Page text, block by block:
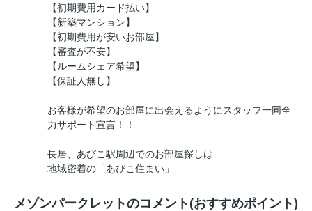
【初期費用カード払い】
【新築マンション】
【初期費用が安いお部屋】
【審査が不安】
【ルームシェア希望】
【保証人無し】
お客様が希望のお部屋に出会えるようにスタッフ一同全
力サポート宣言！！
長居、あびこ駅周辺でのお部屋探しは
地域密着の「あびこ住まい」
メゾンパークレットのコメント(おすすめポイント)